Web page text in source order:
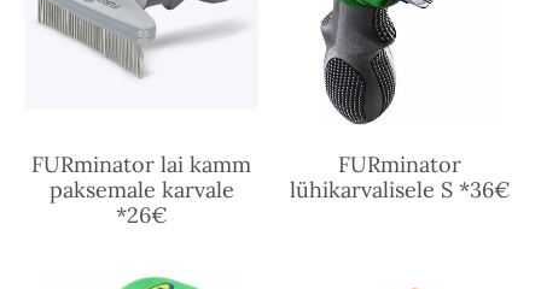
FURminator lai kamm
paksemale karvale
*26€
FURminator
lühikarvalisele S *36€